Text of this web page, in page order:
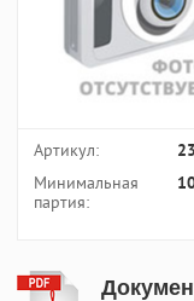
Артикул:
Минимальная
партия: